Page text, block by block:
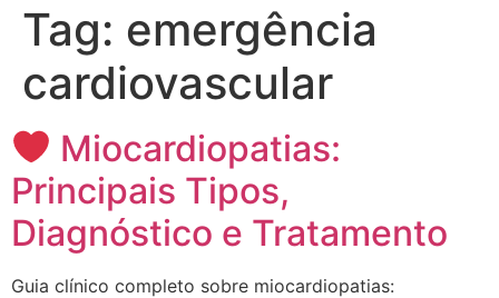
Tag: emergência
cardiovascular
Miocardiopatias:
Principais Tipos,
Diagnóstico e Tratamento
Guia clínico completo sobre miocardiopatias: